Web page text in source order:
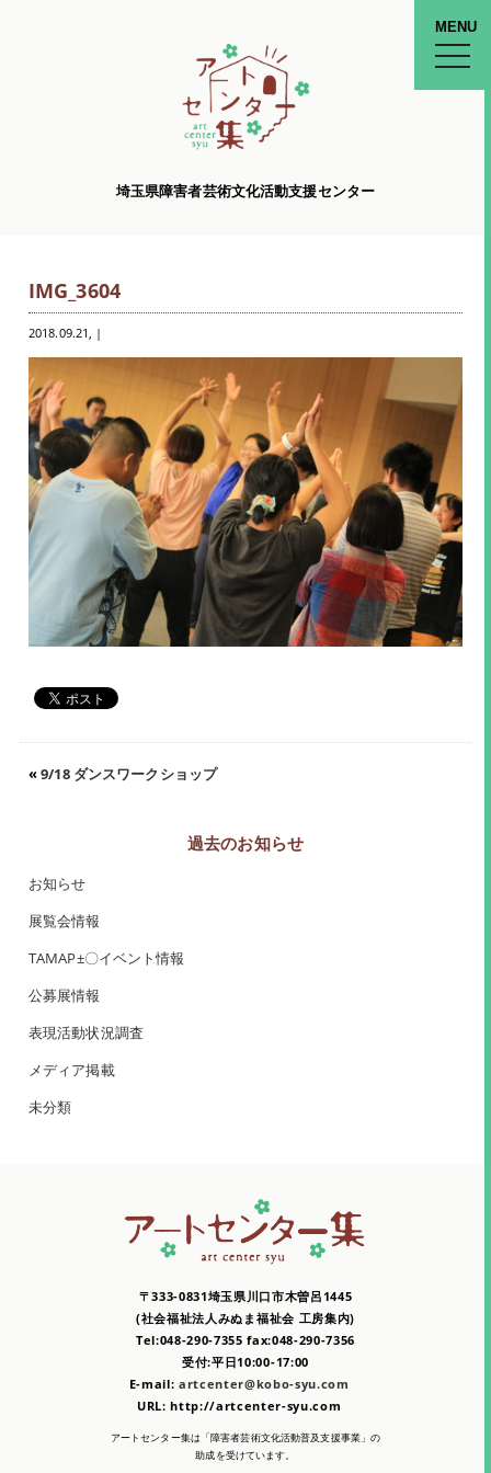
埼玉県障害者芸術文化活動支援センター
MENU
toggle
IMG_3604
2018.09.21, |
«9/18 ダンスワークショップ
過去のお知らせ
お知らせ
展覧会情報
TAMAP±〇イベント情報
公募展情報
表現活動状況調査
メディア掲載
未分類
〒333-0831埼玉県川口市木曽呂1445
(社会福祉法人みぬま福祉会 工房集内)
Tel:048-290-7355 fax:048-290-7356
受付:平日10:00-17:00
E-mail: artcenter@kobo-syu.com
URL: http://artcenter-syu.com
アートセンター集は「障害者芸術文化活動普及支援事業」の
助成を受けています。